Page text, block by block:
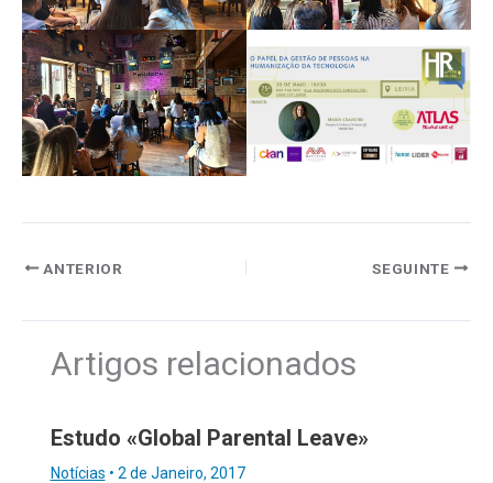
ANTERIOR SEGUINTE
Artigos relacionados
Estudo «Global Parental Leave»
Notícias • 2 de Janeiro, 2017